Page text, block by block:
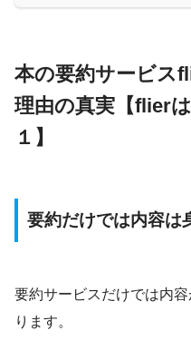
本の要約サービス
理由の真実 【flier
１】
要約だけでは内容は
要約サービスだけでは内
ります。